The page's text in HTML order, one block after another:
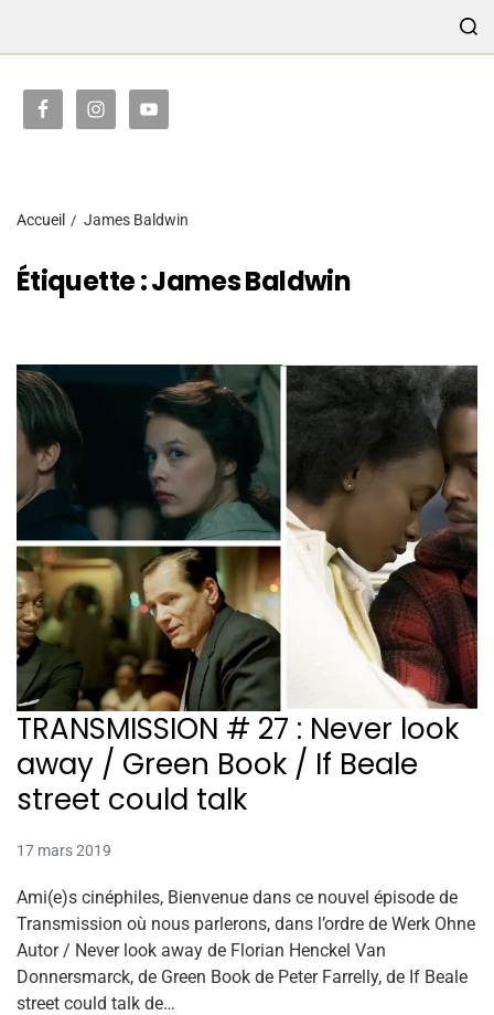
Accueil James Baldwin
Étiquette :James Baldwin
TRANSMISSION # 27 : Never look
away / Green Book / If Beale
street could talk
17 mars 2019
Ami(e)s cinéphiles, Bienvenue dans ce nouvel épisode de
Transmission où nous parlerons, dans l’ordre de Werk Ohne
Autor / Never look away de Florian Henckel Van
Donnersmarck, de Green Book de Peter Farrelly, de If Beale
street could talk de…